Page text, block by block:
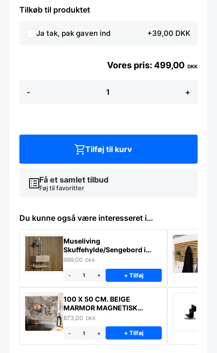
Tilkøb til produktet
Ja tak, pak gaven ind +39,00 DKK
-
50
+
499,00 DKK
Få et samlet tilbud
Føj til favoritter
Tilføj til kurv
Du kunne også være interesseret i…
Museliving
Skuffehylde/Sengebord i
massiv eg
999,00 DKK
- + + Tilføj
100 X 50 CM. BEIGE
MARMOR MAGNETISK
STÆNKPLADE
873,00 DKK
- + + Tilføj